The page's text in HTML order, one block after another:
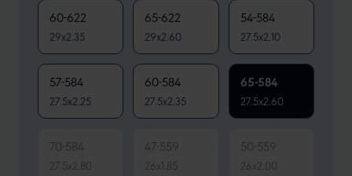
60-622
29x2.35
65-622
29x2.60
54-584
27.5x2.10
57-584
27.5x2.25
60-584
27.5x2.35
65-584
27.5x2.60
70-584
27.5x2.80
47-559
26x1.85
50-559
26x2.00